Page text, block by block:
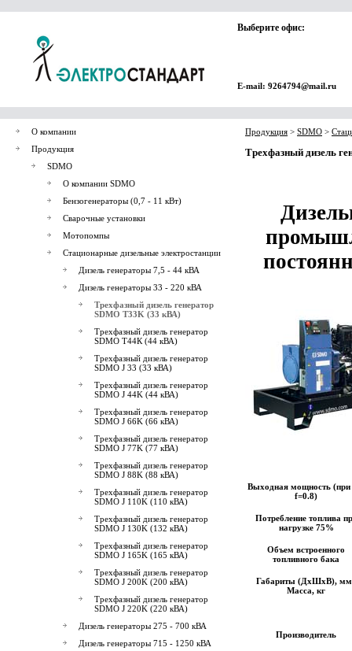
Выберите офис:
E-mail: 9264794@mail.ru
О компании
Продукция
SDMO
О компании SDMO
Бензогенераторы (0,7 - 11 кВт)
Сварочные установки
Мотопомпы
Стационарные дизельные электростанции
Дизель генераторы 7,5 - 44 кВА
Дизель генераторы 33 - 220 кВА
Трехфазный дизель генератор
SDMO T33K (33 кВА)
Трехфазный дизель генератор
SDMO Т44К (44 кВА)
Трехфазный дизель генератор
SDMO J 33 (33 кВА)
Трехфазный дизель генератор
SDMO J 44K (44 кВА)
Трехфазный дизель генератор
SDMO J 66K (66 кВА)
Трехфазный дизель генератор
SDMO J 77K (77 кВА)
Трехфазный дизель генератор
SDMO J 88K (88 кВА)
Трехфазный дизель генератор
SDMO J 110K (110 кВА)
Трехфазный дизель генератор
SDMO J 130K (132 кВА)
Трехфазный дизель генератор
SDMO J 165K (165 кВА)
Трехфазный дизель генератор
SDMO J 200K (200 кВА)
Трехфазный дизель генератор
SDMO J 220K (220 кВА)
Дизель генераторы 275 - 700 кВА
Дизель генераторы 715 - 1250 кВА
Продукция > SDMO >
Трехфазный дизель
Выходная мощность (при
f=0.8)
Потребление топлива
нагрузке 75%
Объем встроенного
топливного бака
Габариты (ДхШхВ),
Масса, кг
Производитель